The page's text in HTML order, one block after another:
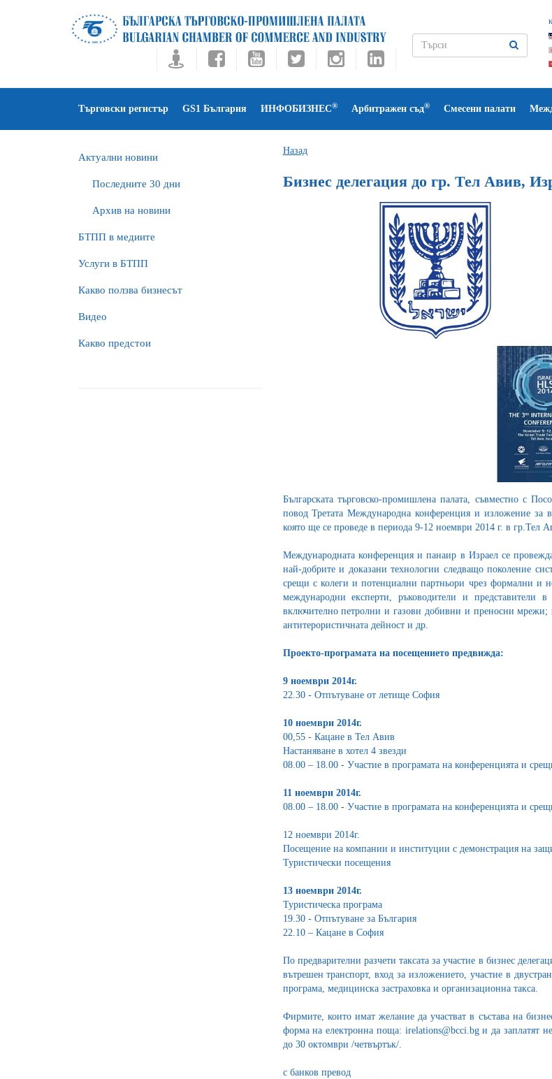
Търговски регистър GS1 България ИНФОБИЗНЕС® Арбитражен съд® Смесени палати
Актуални новини
Последните 30 дни
Архив на новини
БTПП в медиите
Услуги в БТПП
Какво ползва бизнесът
Видео
Какво предстои
Назад
Бизнес делегация до гр. Тел Авив,
Българската търговско-промишлена палата, съвместно с
повод Третата Международна конференция и изложение за
която ще се проведе в периода 9-12 ноември 2014 г. в гр.Тел
Международната конференция и панаир в Израел се
най-добрите и доказани технологии следващо поколение
срещи с колеги и потенциални партньори чрез формални и
международни експерти, ръководители и представители
включително петролни и газови добивни и преносни мрежи;
антитерористичната дейност и др.
Проекто-програмата на посещението предвижда:
9 ноември 2014г.
22.30 - Отпътуване от летище София
10 ноември 2014г.
00,55 - Кацане в Тел Авив
Настаняване в хотел 4 звезди
08.00 – 18.00 - Участие в програмата на конференцията и
11 ноември 2014г.
08.00 – 18.00 - Участие в програмата на конференцията и
12 ноември 2014г.
Посещение на компании и институции с демонстрация на
Туристически посещения
13 ноември 2014г.
Туристическа програма
19.30 - Отпътуване за България
22.10 – Кацане в София
По предварителни разчети таксата за участие в бизнес
вътрешен транспорт, вход за изложението, участие в
програма, медицинска застраховка и организационна такса.
Фирмите, които имат желание да участват в състава на
форма на електронна поща: irelations@bcci.bg и да заплатят
до 30 октомври /четвъртък/.
с банков превод